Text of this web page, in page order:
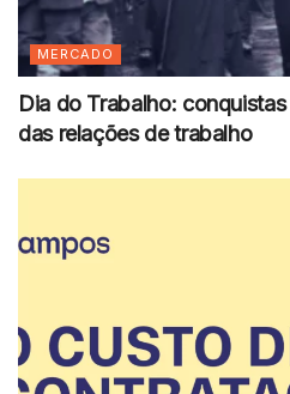
MERCADO
Dia do Trabalho:
das relações de trabalho